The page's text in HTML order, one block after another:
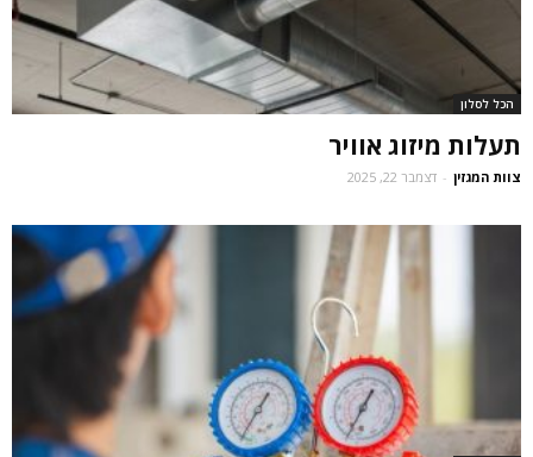
הכל לסלון
תעלות מיזוג אוויר
צוות המגזין - דצמבר 22, 2025